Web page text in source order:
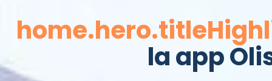
la app